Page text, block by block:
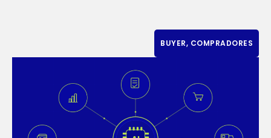
BUYER, COMPRADORES